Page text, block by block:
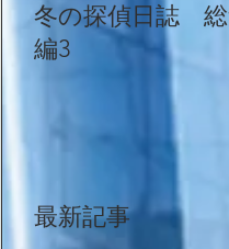
冬の探偵日誌
編3
最新記事